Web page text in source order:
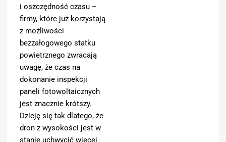
i oszczędność czasu –
firmy, które już korzystają
z możliwości
bezzałogowego statku
powietrznego zwracają
uwagę, że czas na
dokonanie inspekcji
paneli fotowoltaicznych
jest znacznie krótszy.
Dzieję się tak dlatego, że
dron z wysokości jest w
stanie uchwycić więcej